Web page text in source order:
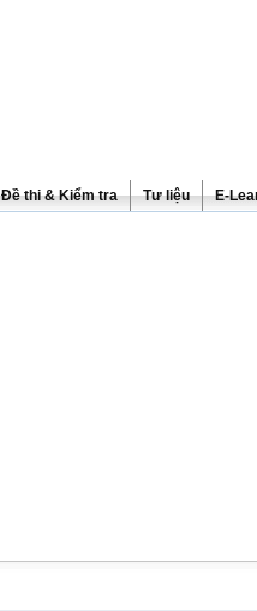
Đề thi & Kiểm tra Tư liệu E-